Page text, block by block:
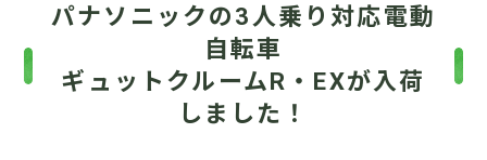
パナソニックの3人乗り対応電動
自転車
ギュットクルームR・EXが入荷
しました！